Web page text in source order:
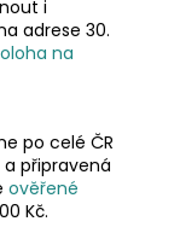
i
adrese 30.
na
po celé ČR
a připravená
ověřené
Kč.